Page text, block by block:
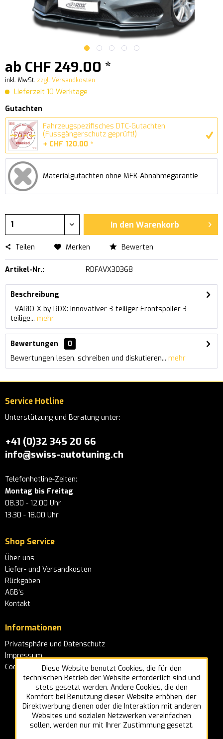
ab CHF 249.00 *
inkl. MwSt. zzgl. Versandkosten
Lieferzeit 10 Werktage
Gutachten
Fahrzeugspezifisches DTC-Gutachten
(Fussgängerschutz geprüft!)
+ CHF 120.00 *
Materialgutachten ohne MFK-Abnahmegarantie
In den Warenkorb
Teilen Merken Bewerten
Artikel-Nr.: RDFAVX30368
Beschreibung
VARIO-X by RDX: Innovativer 3-teiliger Frontspoiler 3-
teilige... mehr
Bewertungen
0
Bewertungen lesen, schreiben und diskutieren... mehr
Service Hotline
Unterstützung und Beratung unter:
+41 (0)32 345 20 66
info@swiss-autotuning.ch
Telefonhotline-Zeiten:
Montag bis Freitag
08.30 - 12.00 Uhr
13.30 - 18.00 Uhr
Shop Service
Über uns
Liefer- und Versandkosten
Rückgaben
AGB's
Kontakt
Informationen
Privatsphäre und Datenschutz
Impressum
Cookie-EinstellungenDiese Website benutzt Cookies, die für den
technischen Betrieb der Website erforderlich sind und
stets gesetzt werden. Andere Cookies, die den
Komfort bei Benutzung dieser Website erhöhen, der
Direktwerbung dienen oder die Interaktion mit anderen
Websites und sozialen Netzwerken vereinfachen
sollen, werden nur mit Ihrer Zustimmung gesetzt.